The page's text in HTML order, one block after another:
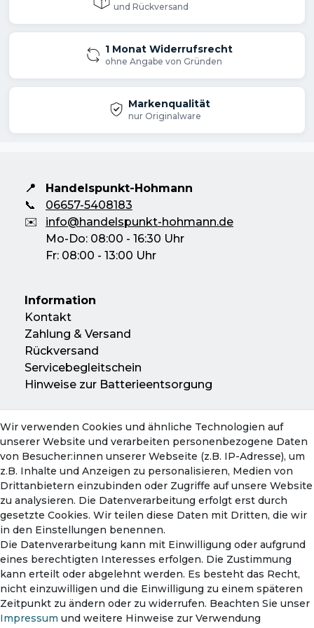
speziell für leichteres Überkopfarbeiten
entwickelt. Kompatibel mit dem Bosch
Professional 18V System und mit der
markenübergreifenden AMPShare Akku
Allianz.
Schlagenergie (gemäß EPTA
05/2016) 1,9 J
Schlagzahl bei Nenndrehzahl 0 – 4.675
bpm
Gewicht exkl. Akku 2,3 kg
Werkzeugaufnahme SDS plus
Bohr-Ø in Beton mit Hammerbohrern 4
– 22 mm
Optimaler Einsatzbereich Beton mit
Hammerbohrern 4 – 12 mm
Hammerbohren in Beton
Schwingungsemissionswert ah 14 m/s²
Unsicherheit K 1,5 m/s²
Meißeln in Beton
Schwingungsemissionswert ah 9,4 m/s²
Unsicherheit K 1,5 m/s²
Lieferumfang
und Rückversand
1 Monat Widerrufsrecht
ohne Angabe von Gründen
Markenqualität
nur Originalware
📍
Handelspunkt-Hohmann
📞
06657-5408183
✉️
info@handelspunkt-hohmann.de
Mo-Do: 08:00 - 16:30 Uhr
Fr: 08:00 - 13:00 Uhr
Information
Kontakt
Zahlung & Versand
Rückversand
Servicebegleitschein
Hinweise zur Batterieentsorgung
Konto
Mein Konto
Warenkorb
Zahlungsmethoden
Wir verwenden Cookies und ähnliche Technologien auf
unserer Website und verarbeiten personenbezogene Daten
von Besucher:innen unserer Webseite (z.B. IP-Adresse), um
z.B. Inhalte und Anzeigen zu personalisieren, Medien von
Drittanbietern einzubinden oder Zugriffe auf unsere Website
zu analysieren. Die Datenverarbeitung erfolgt erst durch
gesetzte Cookies. Wir teilen diese Daten mit Dritten, die wir
in den Einstellungen benennen.
Die Datenverarbeitung kann mit Einwilligung oder aufgrund
eines berechtigten Interesses erfolgen. Die Zustimmung
kann erteilt oder abgelehnt werden. Es besteht das Recht,
nicht einzuwilligen und die Einwilligung zu einem späteren
Zeitpunkt zu ändern oder zu widerrufen. Beachten Sie unser
Impressum und weitere Hinweise zur Verwendung